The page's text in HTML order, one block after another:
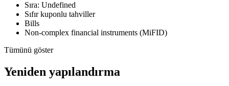
Sıra: Undefined
Sıfır kuponlu tahviller
Bills
Non-complex financial instruments (MiFID)
Tümünü göster
Yeniden yapılandırma